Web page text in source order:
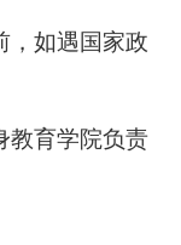
，如遇国家政
教育学院负责